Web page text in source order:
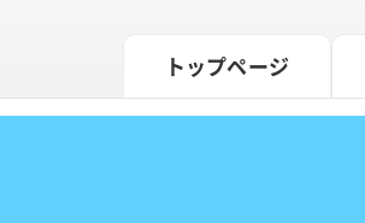
トップページ